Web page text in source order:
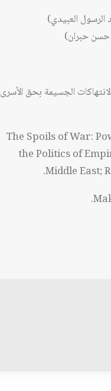
حسن حبران)
الجسيمة بحق الأسرى
: The Spoils of War:
the Politics of
Middle East;